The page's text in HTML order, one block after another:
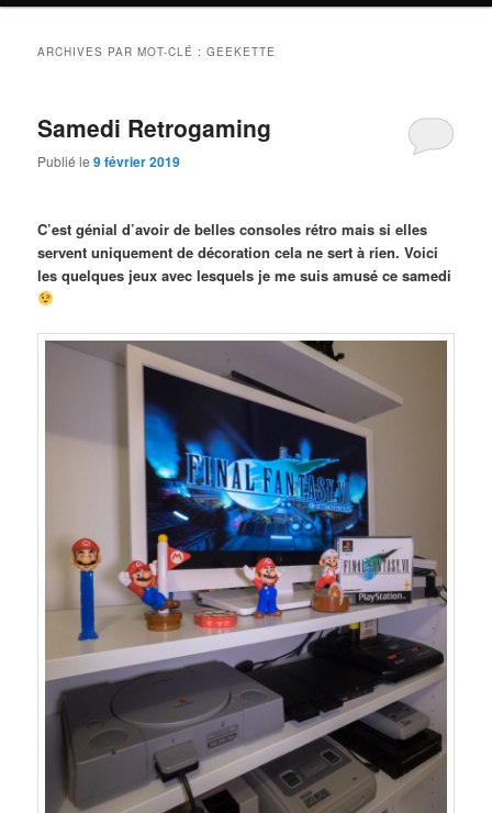
ARCHIVES PAR MOT-CLÉ :GEEKETTE
Samedi Retrogaming
Publié le9 février 2019
C’est génial d’avoir de belles consoles rétro mais si elles
servent uniquement de décoration cela ne sert à rien. Voici
les quelques jeux avec lesquels je me suis amusé ce samedi